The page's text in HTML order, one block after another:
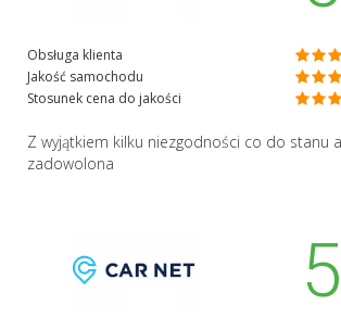
Obsługa klienta
Jakość samochodu
Stosunek cena do jakości
Z wyjątkiem kilku niezgodności co do stanu
zadowolona